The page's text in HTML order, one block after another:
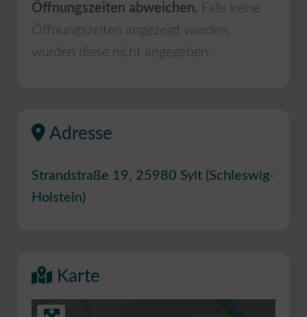
Öffnungszeiten abweichen. Falls keine
Öffnungszeiten angezeigt werden,
wurden diese nicht angegeben.
Adresse
Strandstraße 19, 25980 Sylt (Schleswig-
Holstein)
Karte